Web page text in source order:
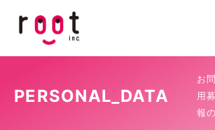
PERSONAL_DATA
お
用
報